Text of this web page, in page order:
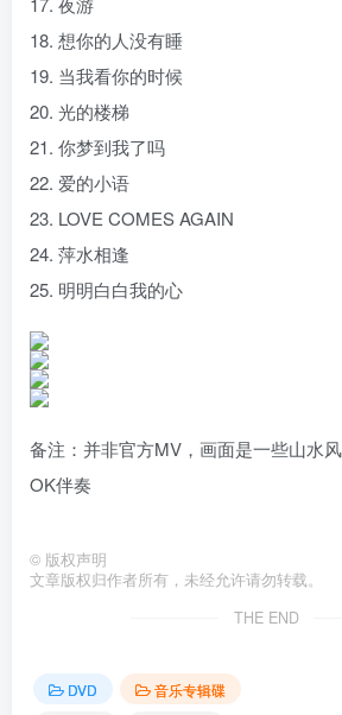
18. 想你的人没有睡
19. 当我看你的时候
20. 光的楼梯
21. 你梦到我了吗
22. 爱的小语
23. LOVE COMES AGAIN
24. 萍水相逢
25. 明明白白我的心
备注：并非官方MV，画面是一些山水
OK伴奏
© 版权声明
文章版权归作者所有，未经允许请勿转载。
THE END
DVD
音乐专辑碟